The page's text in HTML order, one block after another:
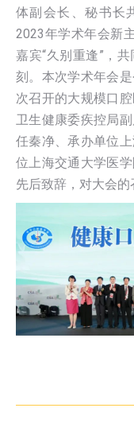
体副会长、秘书长
2023年学术年会新
嘉宾“久别重逢”，
刻。本次学术年会
次召开的大规模口
卫生健康委疾控局
任秦净、承办单位
位上海交通大学医
先后致辞，对大会的